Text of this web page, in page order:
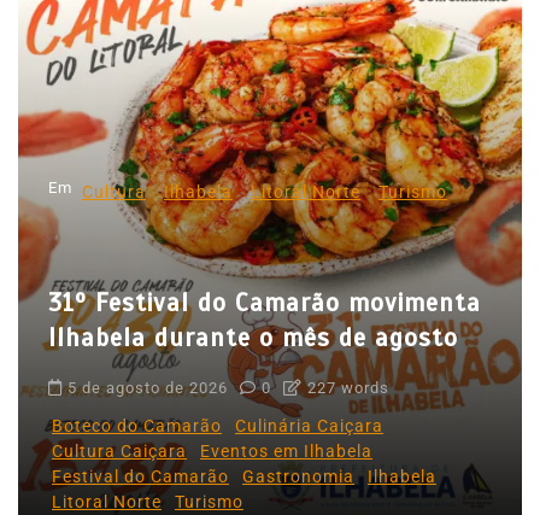
a
ç
o
d
e
P
s
Em Cultura Ilhabela Litoral Norte Turismo
31º Festival do Camarão movimenta
Ilhabela durante o mês de agosto
5 de agosto de 2026 0 227 words
Boteco do Camarão
Culinária Caiçara
Cultura Caiçara
Eventos em Ilhabela
Festival do Camarão
Gastronomia
Ilhabela
Litoral Norte
Turismo